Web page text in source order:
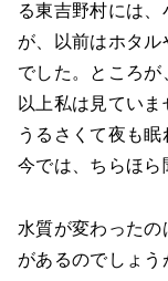
る東吉野村には
が、以前はホタル
でした。ところ
以上私は見てい
うるさくて夜も眠
今では、ちらほら
水質が変わった
があるのでしょ